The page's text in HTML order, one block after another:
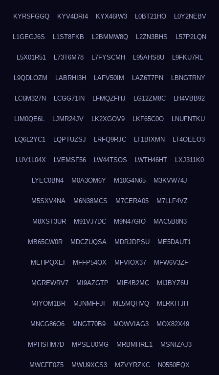
KYRSFGGQ KYV4DRI4 KYX46IW3 L0BT21HO L0Y2NEBV
L1GEGJ6S L1ST8FKB L2BMMW8Q L2ZN3BHS L57P2LQN
L5X01R51 L73T6M78 L7FYSCMH L95AHS8U L9FKU7RL
L9QDLOZM LABRHI3H LAFV50IM LAZ6T7PN LBNGTRNY
LC6M327N LCGG71IN LFMQZFHJ LG12ZM8C LH4VBB92
LIM0QE6L LJMR24JV LK2XGOV9 LKF65C0O LNUFNTKU
LQ6L2YC1 LQPTUZSJ LRFQ9RJC LT1BIXMN LT4OEEO3
LUV1L04X LVEMSF56 LW44TSOS LWTH46HT LXJ311K0
LYEC0BN4 M0A3OM6Y M10G4N65 M3KVW74J
M5SXV4NA M6N38MCS M7CERA05 M7LLF4VZ
M8XST3UR M91VJ7DC M9N47GIO MAC5B8N3
MB65CW0R MDCZUQSA MDRJDPSU ME5DAUT1
MEHPQXEI MFFP54OX MFVIOX37 MFW6V3ZF
MGREWRV7 MI9AZGTP MIE4B2MC MIJBYZ6U
MIYOM1BR MJNMFFJI ML5MQHVQ MLRKITJH
MNCG86O6 MNGT70B9 MOWVIAG3 MOX82X49
MPHSHM7D MPSEU0MG MRBMHRE1 MSNIZAJ3
MWCFF0Z5 MWU9XCS3 MZVYRZKC N0550EQX